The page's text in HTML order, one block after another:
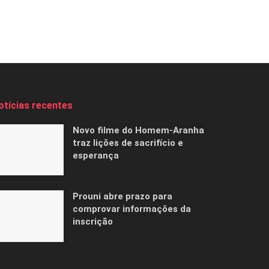
recentes
Novo filme do Homem-Aranha
traz lições de sacrifício e
esperança
Prouni abre prazo para
comprovar informações da
inscrição